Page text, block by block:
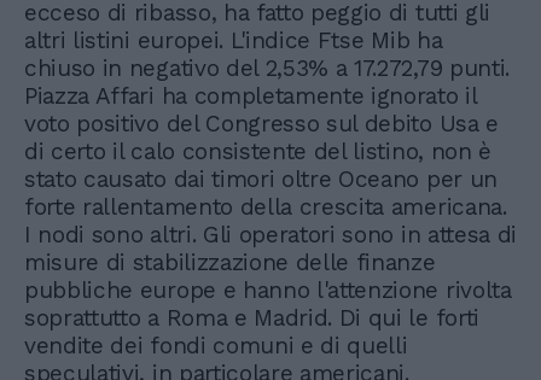
ecceso di ribasso, ha fatto peggio di tutti gli
altri listini europei. L'indice Ftse Mib ha
chiuso in negativo del 2,53% a 17.272,79 punti.
Piazza Affari ha completamente ignorato il
voto positivo del Congresso sul debito Usa e
di certo il calo consistente del listino, non è
stato causato dai timori oltre Oceano per un
forte rallentamento della crescita americana.
I nodi sono altri. Gli operatori sono in attesa di
misure di stabilizzazione delle finanze
pubbliche europe e hanno l'attenzione rivolta
soprattutto a Roma e Madrid. Di qui le forti
vendite dei fondi comuni e di quelli
speculativi, in particolare americani.